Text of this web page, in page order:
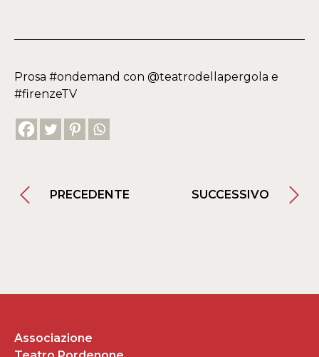
Prosa #ondemand con @teatrodellapergola e
#firenzeTV
PRECEDENTE SUCCESSIVO
Associazione